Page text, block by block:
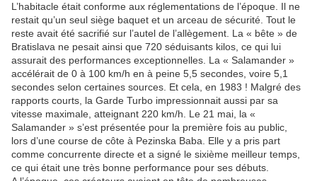
L’habitacle était conforme aux réglementations de l’époque. Il ne
restait qu’un seul siège baquet et un arceau de sécurité. Tout le
reste avait été sacrifié sur l’autel de l’allègement. La « bête » de
Bratislava ne pesait ainsi que 720 séduisants kilos, ce qui lui
assurait des performances exceptionnelles. La « Salamander »
accélérait de 0 à 100 km/h en à peine 5,5 secondes, voire 5,1
secondes selon certaines sources. Et cela, en 1983 ! Malgré des
rapports courts, la Garde Turbo impressionnait aussi par sa
vitesse maximale, atteignant 220 km/h. Le 21 mai, la «
Salamander » s’est présentée pour la première fois au public,
lors d’une course de côte à Pezinska Baba. Elle y a pris part
comme concurrente directe et a signé le sixième meilleur temps,
ce qui était une très bonne performance pour ses débuts.